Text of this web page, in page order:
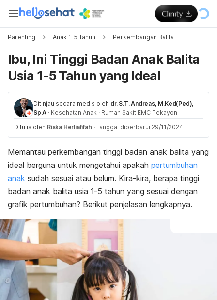
Parenting Anak 1-5 Tahun Perkembangan Balita
Ibu, Ini Tinggi Badan Anak Balita
Usia 1-5 Tahun yang Ideal
Ditinjau secara medis oleh dr. S.T. Andreas, M.Ked(Ped),
Sp.A · Kesehatan Anak · Rumah Sakit EMC Pekayon
Ditulis oleh Riska Herliafifah · Tanggal diperbarui 29/11/2024
Memantau perkembangan tinggi badan anak balita yang
ideal berguna untuk mengetahui apakah pertumbuhan
anak sudah sesuai atau belum. Kira-kira, berapa tinggi
badan anak balita usia 1-5 tahun yang sesuai dengan
grafik pertumbuhan? Berikut penjelasan lengkapnya.